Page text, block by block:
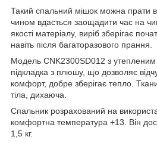
Такий спальний мішок можна прати
чином вдасться заощадити час на
якості матеріалу, виріб зберігає
навіть після багаторазового прання.
Модель CNK2300SD012 з
підкладка з плюшу, що дозволяє
комфорт, добре зберігає тепло.
тіла, дихаюча.
Спальник розрахований на
комфортна температура +13. Він
1,5 кг.